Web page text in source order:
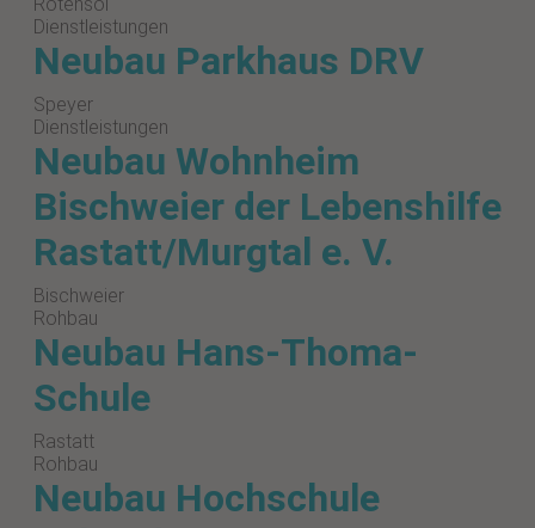
Dienstleistungen
Neubau Parkhaus DRV
Speyer
Dienstleistungen
Neubau Wohnheim
Bischweier der Lebenshilfe
Rastatt/Murgtal e. V.
Bischweier
Rohbau
Neubau Hans-Thoma-
Schule
Rastatt
Rohbau
Neubau Hochschule